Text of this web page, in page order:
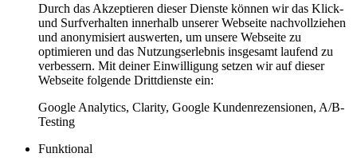
Durch das Akzeptieren dieser Dienste können wir das Klick-
und Surfverhalten innerhalb unserer Webseite nachvollziehen
und anonymisiert auswerten, um unsere Webseite zu
optimieren und das Nutzungserlebnis insgesamt laufend zu
verbessern. Mit deiner Einwilligung setzen wir auf dieser
Webseite folgende Drittdienste ein:
Google Analytics, Clarity, Google Kundenrezensionen, A/B-
Testing
Funktional